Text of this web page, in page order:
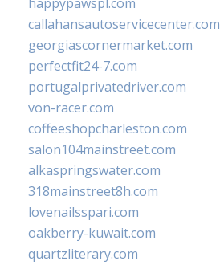
callahansautoservicecenter.com
georgiascornermarket.com
perfectfit24-7.com
portugalprivatedriver.com
von-racer.com
coffeeshopcharleston.com
salon104mainstreet.com
alkaspringswater.com
318mainstreet8h.com
lovenailsspari.com
oakberry-kuwait.com
quartzliterary.com